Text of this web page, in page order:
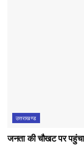
उत्तराखण्ड
जनता की चौखट पर